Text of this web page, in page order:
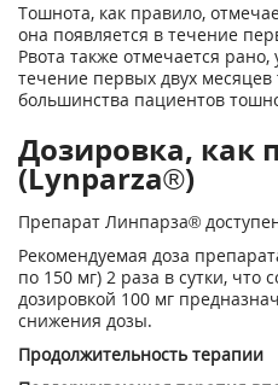
Тошнота, как правило,
она появляется в течение
Рвота также отмечается
течение первых двух
большинства пациентов
Дозировка, как
(Lynparza®)
Препарат Линпарза®
Рекомендуемая доза
по 150 мг) 2 раза в сутки, что
дозировкой 100 мг
снижения дозы.
Продолжительность терапии